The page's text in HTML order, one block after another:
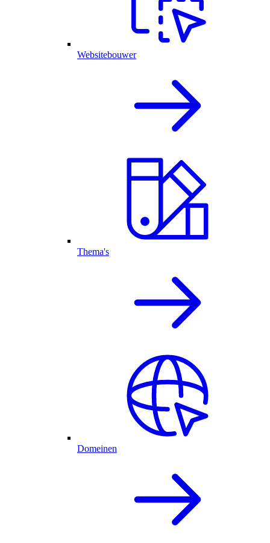
Websitebouwer
Thema's
Domeinen